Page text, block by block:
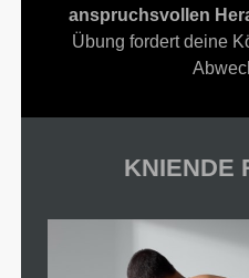
anspruchsvollen
Übung fordert deine
KNIENDE